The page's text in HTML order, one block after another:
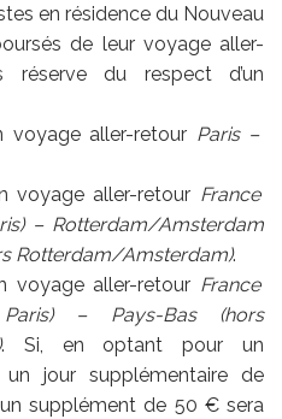
en résidence du Nouveau
de leur voyage aller-
réserve du respect d’un
voyage aller-retour Paris –
voyage aller-retour France
– Rotterdam/Amsterdam
Rotterdam/Amsterdam).
voyage aller-retour France
– Pays-Bas (hors
. Si, en optant pour un
jour supplémentaire de
supplément de 50 € sera